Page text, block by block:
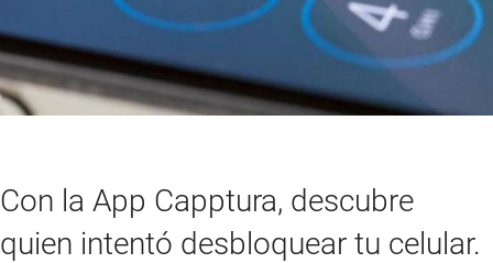
Con la App Capptura, descubre
quien intentó desbloquear tu celular.